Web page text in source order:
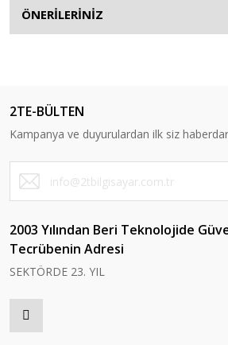
ÖNERİLERİNİZ
2TE-BÜLTEN
Kampanya ve duyurulardan ilk siz
2003 Yılından Beri Teknolojide
Tecrübenin Adresi
SEKTÖRDE 23. YIL